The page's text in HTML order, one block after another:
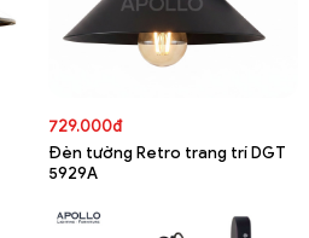
729.000đ
Đèn tường Retro trang trí DGT
5929A